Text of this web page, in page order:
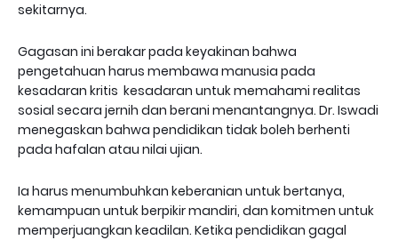
sekitarnya.
Gagasan ini berakar pada keyakinan bahwa
pengetahuan harus membawa manusia pada
kesadaran kritis kesadaran untuk memahami realitas
sosial secara jernih dan berani menantangnya. Dr. Iswadi
menegaskan bahwa pendidikan tidak boleh berhenti
pada hafalan atau nilai ujian.
Ia harus menumbuhkan keberanian untuk bertanya,
kemampuan untuk berpikir mandiri, dan komitmen untuk
memperjuangkan keadilan. Ketika pendidikan gagal